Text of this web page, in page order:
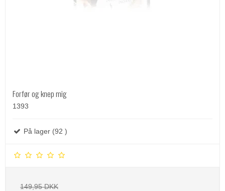
Forfør og knep mig
1393
På lager (92 )
149,95 DKK